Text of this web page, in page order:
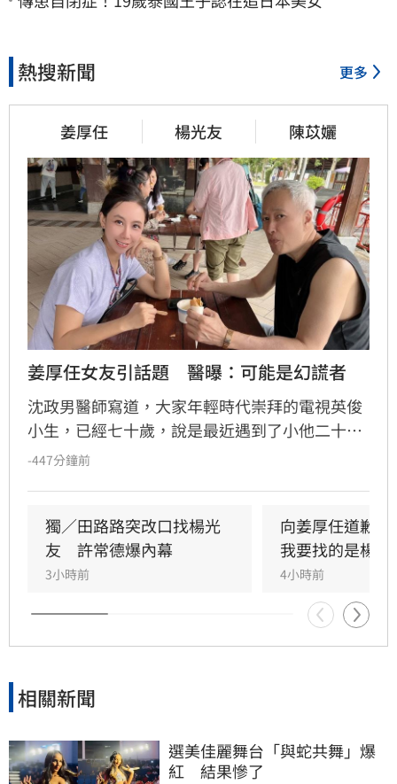
熱搜新聞 更多
姜厚任 楊光友 陳苡孋
姜厚任女友引話題　醫曝：可能是幻謊者
沈政男醫師寫道，大家年輕時代崇拜的電視英俊
小生，已經七十歲，說是最近遇到了小他二十幾
歲的真愛，本來大家為他高興，後來發現那位真
是不免為老藝人擔心，是不是受騙上當了？
-447分鐘前
獨／田路路突改口找楊光
友　許常德爆內幕
3小時前
向姜厚任道歉
我要找的是楊光
4小時前
相關新聞
選美佳麗舞台「與蛇共舞」爆
紅　結果慘了